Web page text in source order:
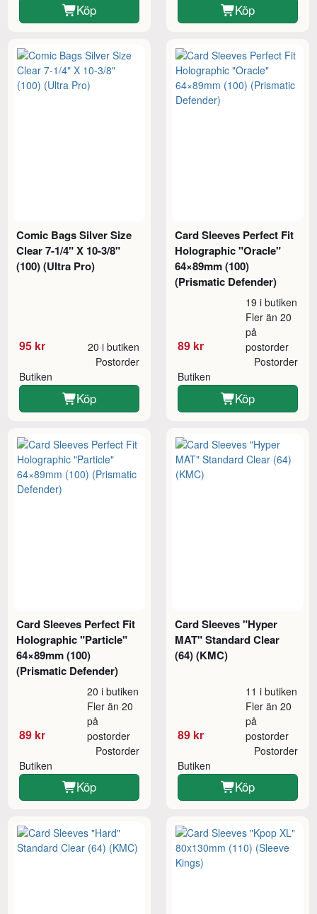
Köp Köp
Comic Bags Silver Size
Clear 7-1/4" X 10-3/8"
(100) (Ultra Pro)
95 kr 20 i butiken
Butiken
Postorder
Köp
Card Sleeves Perfect Fit
Holographic "Oracle"
64×89mm (100)
(Prismatic Defender)
89 kr
19 i butiken
Fler än 20
på
postorder
Butiken
Postorder
Köp
Card Sleeves Perfect Fit
Holographic "Particle"
64×89mm (100)
(Prismatic Defender)
89 kr
20 i butiken
Fler än 20
på
postorder
Butiken
Postorder
Köp
Card Sleeves "Hyper
MAT" Standard Clear
(64) (KMC)
89 kr
11 i butiken
Fler än 20
på
postorder
Butiken
Postorder
Köp